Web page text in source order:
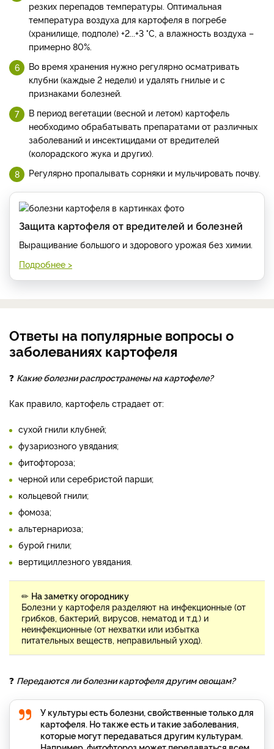
резких перепадов температуры. Оптимальная
температура воздуха для картофеля в погребе
(хранилище, подполе) +2...+3 °С, а влажность воздуха –
примерно 80%.
Во время хранения нужно регулярно осматривать
клубни (каждые 2 недели) и удалять гнилые и с
признаками болезней.
В период вегетации (весной и летом) картофель
необходимо обрабатывать препаратами от различных
заболеваний и инсектицидами от вредителей
(колорадского жука и других).
Регулярно пропалывать сорняки и мульчировать почву.
Защита картофеля от вредителей и болезней
Выращивание большого и здорового урожая без химии.
Подробнее >
Ответы на популярные вопросы о
заболеваниях картофеля
❓ Какие болезни распространены на картофеле?
Как правило, картофель страдает от:
сухой гнили клубней;
фузариозного увядания;
фитофтороза;
черной или серебристой парши;
кольцевой гнили;
фомоза;
альтернариоза;
бурой гнили;
вертициллезного увядания.
✏ На заметку огороднику
Болезни у картофеля разделяют на инфекционные (от
грибков, бактерий, вирусов, нематод и т.д.) и
неинфекционные (от нехватки или избытка
питательных веществ, неправильный уход).
❓ Передаются ли болезни картофеля другим овощам?
У культуры есть болезни, свойственные только для
картофеля. Но также есть и такие заболевания,
которые могут передаваться другим культурам.